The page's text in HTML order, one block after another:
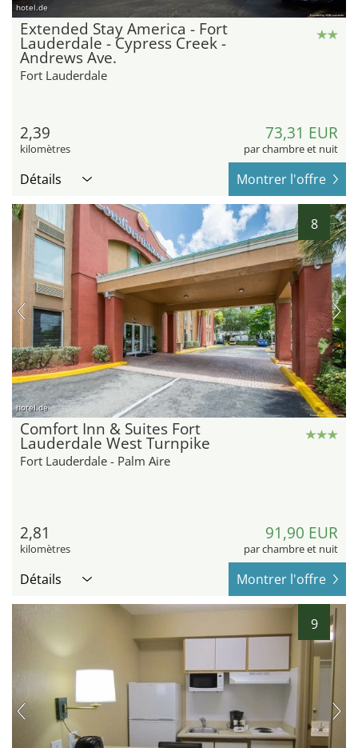
hotel.de
Extended Stay America - Fort
Lauderdale - Cypress Creek -
Andrews Ave.
Fort Lauderdale
2,39
kilomètres
73,31 EUR
par chambre et nuit
Détails Montrer l'offre
8
hotel.de
Comfort Inn & Suites Fort
Lauderdale West Turnpike
Fort Lauderdale - Palm Aire
2,81
kilomètres
91,90 EUR
par chambre et nuit
Détails Montrer l'offre
9